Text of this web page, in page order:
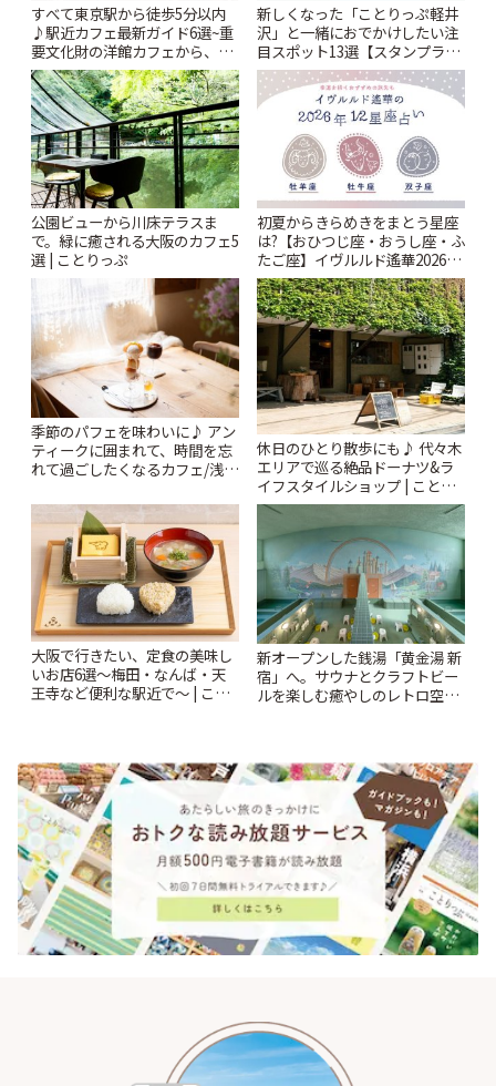
すべて東京駅から徒歩5分以内
♪駅近カフェ最新ガイド6選~重
要文化財の洋館カフェから、改
札すぐのレトロ喫茶まで~ | こと
りっぷ
新しくなった「ことりっぷ軽井
沢」と一緒におでかけしたい注
目スポット13選【スタンプラリ
ー開催中】 | ことりっぷ
公園ビューから川床テラスま
で。緑に癒される大阪のカフェ5
選 | ことりっぷ
初夏からきらめきをまとう星座
は?【おひつじ座・おうし座・ふ
たご座】イヴルルド遙華2026年
春の運勢~Spring~ | ことりっぷ
季節のパフェを味わいに♪ アン
ティークに囲まれて、時間を忘
れて過ごしたくなるカフェ/浅草
休日のひとり散歩にも♪ 代々木
エリアで巡る絶品ドーナツ&ラ
イフスタイルショップ | ことり
っぷ
大阪で行きたい、定食の美味し
いお店6選〜梅田・なんば・天
王寺など便利な駅近で〜 | こと
新オープンした銭湯「黄金湯 新
宿」へ。サウナとクラフトビー
ルを楽しむ癒やしのレトロ空間